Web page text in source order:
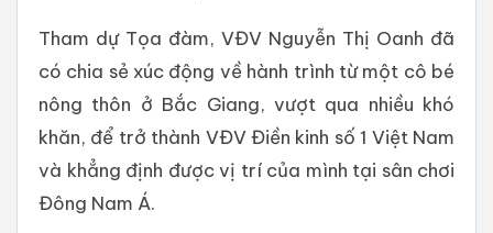
Tham dự Tọa đàm, VĐV Nguyễn Thị Oanh đã
có chia sẻ xúc động về hành trình từ một cô bé
nông thôn ở Bắc Giang, vượt qua nhiều khó
khăn, để trở thành VĐV Điền kinh số 1 Việt Nam
và khẳng định được vị trí của mình tại sân chơi
Đông Nam Á.